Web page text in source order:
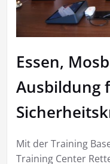
Essen,
Ausbildung
Mit der Training
Training Center